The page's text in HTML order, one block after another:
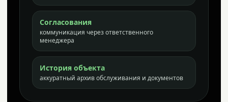
Согласования
коммуникация через ответственного
менеджера
История объекта
аккуратный архив обслуживания и документов